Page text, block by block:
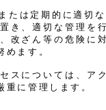
たは定期的に適切
き、適切な管理を
改ざん等の危険に
めます。
スについては、ア
に管理します。